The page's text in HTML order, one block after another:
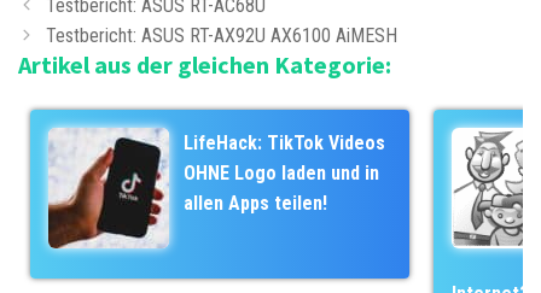
a
t
e
o
r
e
n
B
e
i
N
Testbericht: ASUS RT-AC68U
Testbericht: ASUS RT-AX92U AX6100 AiMESH
Artikel aus der gleichen Kategorie:
LifeHack: TikTok Videos
OHNE Logo laden und in
allen Apps teilen!